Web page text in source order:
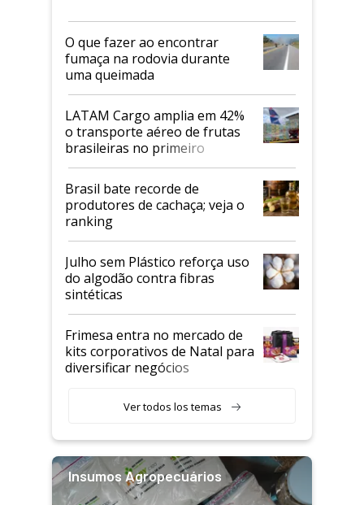
O que fazer ao encontrar
fumaça na rodovia durante
uma queimada
LATAM Cargo amplia em 42%
o transporte aéreo de frutas
brasileiras no primeiro
semestre
Brasil bate recorde de
produtores de cachaça; veja o
ranking
Julho sem Plástico reforça uso
do algodão contra fibras
sintéticas
Frimesa entra no mercado de
kits corporativos de Natal para
diversificar negócios
Ver todos los temas
Insumos Agropecuários